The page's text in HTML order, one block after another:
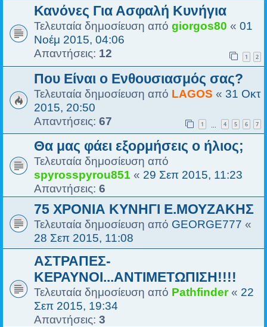
Κανόνες Για Ασφαλή Κυνήγια
Τελευταία δημοσίευση από giorgos80 « 01
Νοέμ 2015, 04:06
Απαντήσεις: 12 1 2
Που Είναι ο Ενθουσιασμός σας?
Τελευταία δημοσίευση από LAGOS « 31 Οκτ
2015, 20:50
Απαντήσεις: 67 1 … 4 5 6 7
Θα μας φάει εξορμήσεις ο ήλιος;
Τελευταία δημοσίευση από
spyrosspyrou851 « 29 Σεπ 2015, 11:23
Απαντήσεις: 6
75 ΧΡΟΝΙΑ ΚΥΝΗΓΙ Ε.ΜΟΥΖΑΚΗΣ
Τελευταία δημοσίευση από GEORGE777 «
28 Σεπ 2015, 11:08
ΑΣΤΡΑΠΕΣ-
ΚΕΡΑΥΝΟΙ...ΑΝΤΙΜΕΤΩΠΙΣΗ!!!!
Τελευταία δημοσίευση από Pathfinder« 22
Σεπ 2015, 19:34
Απαντήσεις: 3